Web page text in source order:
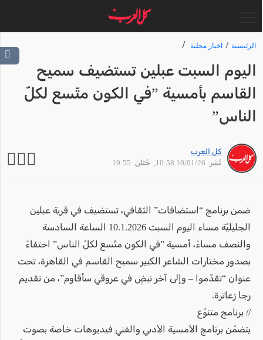
الرئيسية اخبار محلية
اليوم السبت عبلين تستضيف سميح
القاسم بأمسية ”في الكون متّسع لكلّ
الناس”
كل العرب
نُشر: 10/01/26 10:58
, حُتلن: 19:55
ضمن برنامج “استضافات” الثقافي، تستضيف في قرية عبلين
الجليليّة مساء اليوم السبت 10.1.2026 الساعة السادسة
والنصف مساءً، أمسية ”في الكون متّسع لكلّ الناس” احتفاءً
بصدور مختارات الشاعر الكبير سميح القاسم في القاهرة، تحت
عنوان “تقدّموا – وإلى آخر نبضٍ في عروقي سأقاوم”، من تقديم
رجا زعاترة.
// برنامج متنوّع
يتضمّن برنامج الأمسية الأدبي والفني فيديوهات خاصة بصوت